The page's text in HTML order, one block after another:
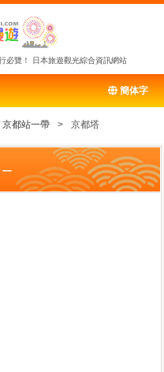
必覽！ 日本旅遊觀光綜合資訊網站
簡体字
京都站一帶 京都塔